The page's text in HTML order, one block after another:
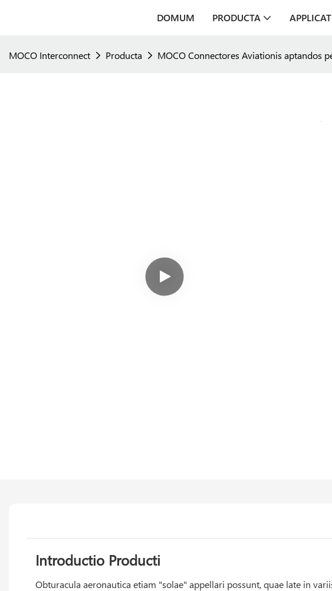
DOMUM PRODUCTA
MOCO Interconnect Producta MOCO Connectores Aviationis aptandos
Introductio Producti
Obturacula aeronautica etiam "solae" appellari possunt, quae late in